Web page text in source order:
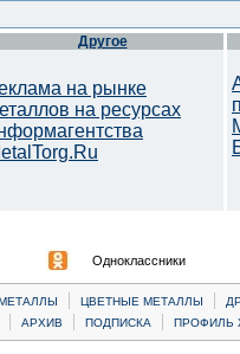
Другое
на рынке
на ресурсах
Одноклассники
| ЦВЕТНЫЕ МЕТАЛЛЫ |
| АРХИВ | ПОДПИСКА | ПРОФИЛЬ